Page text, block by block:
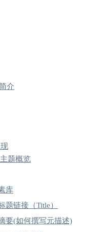
介
题概览
库
题链接（Title）
要(如何撰写元描述)